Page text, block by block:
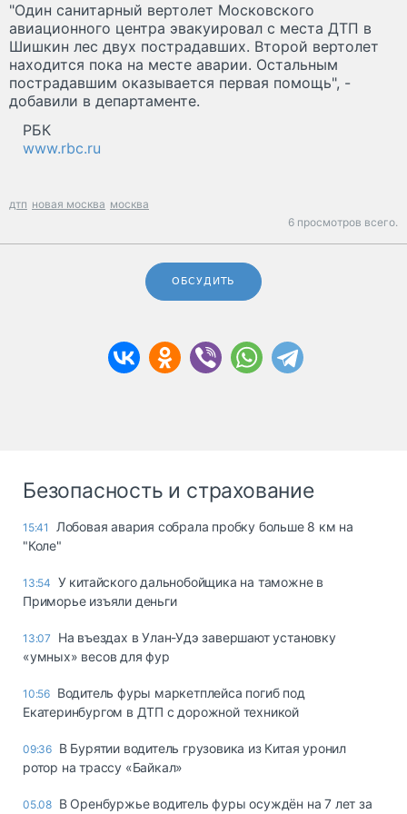
"Один санитарный вертолет Московского
авиационного центра эвакуировал с места ДТП в
Шишкин лес двух пострадавших. Второй вертолет
находится пока на месте аварии. Остальным
пострадавшим оказывается первая помощь", -
добавили в департаменте.
РБК
www.rbc.ru
дтп новая москва москва
6 просмотров всего.
ОБСУДИТЬ
Безопасность и страхование
15:41
Лобовая авария собрала пробку больше 8 км на
"Коле"
13:54 У китайского дальнобойщика на таможне в
Приморье изъяли деньги
13:07
Ha въeздax в Улaн-Удэ зaвepшaют ycтaнoвкy
«yмныx» вecoв для фyp
10:56 Водитель фуры маркетплейса погиб под
Екатеринбургом в ДТП с дорожной техникой
09:36 В Бурятии водитель грузовика из Китая уронил
ротор на трассу «Байкал»
05.08 В Оренбуржье водитель фуры осуждён на 7 лет за